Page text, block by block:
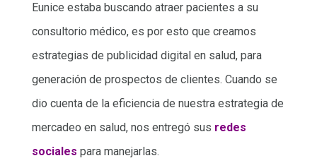
Eunice estaba buscando atraer pacientes a su
consultorio médico, es por esto que creamos
estrategias de publicidad digital en salud, para
generación de prospectos de clientes. Cuando se
dio cuenta de la eficiencia de nuestra estrategia de
mercadeo en salud, nos entregó sus redes
sociales para manejarlas.